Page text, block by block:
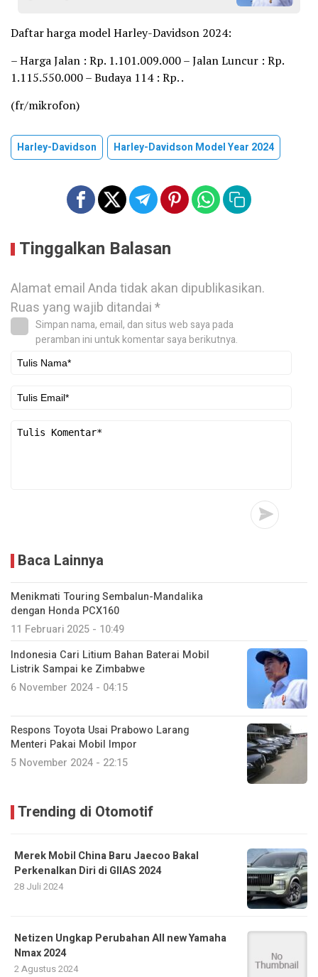
Daftar harga model Harley-Davidson 2024:
– Harga Jalan : Rp. 1.101.009.000 – Jalan Luncur : Rp.
1.115.550.000 – Budaya 114 : Rp. .
(fr/mikrofon)
Harley-Davidson Harley-Davidson Model Year 2024
Tinggalkan Balasan
Alamat email Anda tidak akan dipublikasikan.
Ruas yang wajib ditandai*
Simpan nama, email, dan situs web saya pada
peramban ini untuk komentar saya berikutnya.
Baca Lainnya
Menikmati Touring Sembalun-Mandalika
dengan Honda PCX160
11 Februari 2025 - 10:49
Indonesia Cari Litium Bahan Baterai Mobil
Listrik Sampai ke Zimbabwe
6 November 2024 - 04:15
Respons Toyota Usai Prabowo Larang
Menteri Pakai Mobil Impor
5 November 2024 - 22:15
Trending di Otomotif
Merek Mobil China Baru Jaecoo Bakal
Perkenalkan Diri di GIIAS 2024
28 Juli 2024
Netizen Ungkap Perubahan All new Yamaha
Nmax 2024
2 Agustus 2024